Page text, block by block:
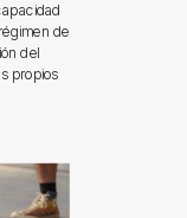
de
del
propios